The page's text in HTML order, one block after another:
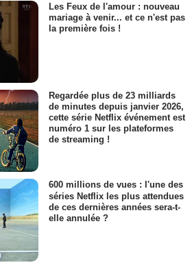
Les Feux de l'amour : nouveau
mariage à venir... et ce n'est pas
la première fois !
Regardée plus de 23 milliards
de minutes depuis janvier 2026,
cette série Netflix événement est
numéro 1 sur les plateformes
de streaming !
600 millions de vues : l'une des
séries Netflix les plus attendues
de ces dernières années sera-t-
elle annulée ?